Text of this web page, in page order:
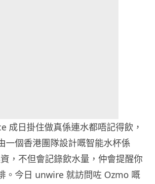
成日掛住做真係連水都唔記得飲，
一個香港團隊設計嘅智能水杯係
，不但會記錄飲水量，仲會提醒你
。今日 unwire 就訪問咗 Ozmo 嘅